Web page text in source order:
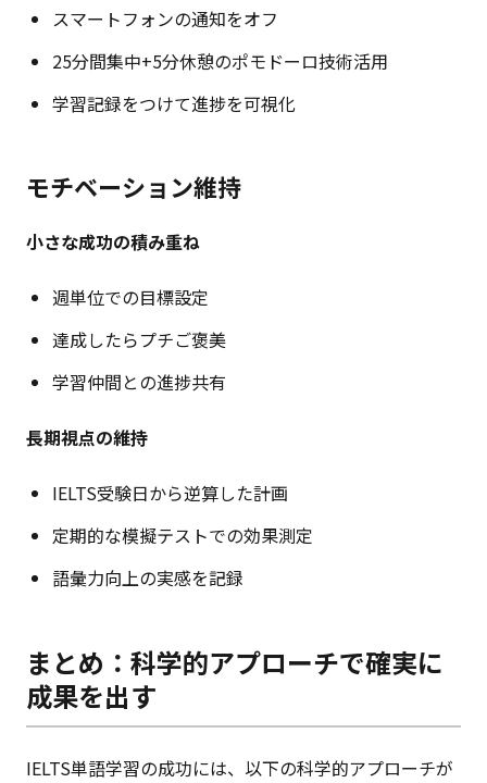
スマートフォンの通知をオフ
25分間集中+5分休憩のポモドーロ技術活用
学習記録をつけて進捗を可視化
モチベーション維持
小さな成功の積み重ね
週単位での目標設定
達成したらプチご褒美
学習仲間との進捗共有
長期視点の維持
IELTS受験日から逆算した計画
定期的な模擬テストでの効果測定
語彙力向上の実感を記録
まとめ：科学的アプローチで確実に
成果を出す
IELTS単語学習の成功には、以下の科学的アプローチが